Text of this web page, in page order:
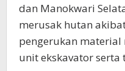
dan Manokwari
merusak hutan
pengerukan
unit ekskavator serta